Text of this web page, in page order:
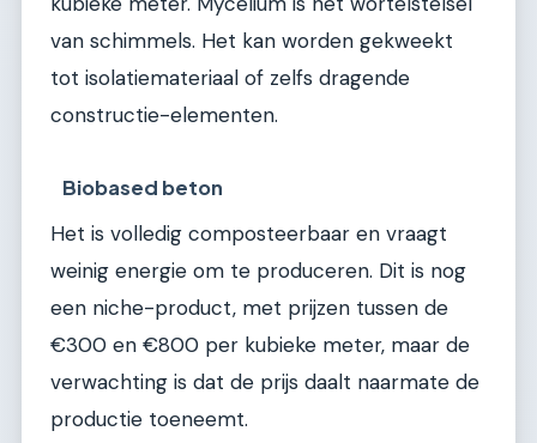
van schimmels. Het kan worden gekweekt
tot isolatiemateriaal of zelfs dragende
constructie-elementen.
Biobased beton
Het is volledig composteerbaar en vraagt
weinig energie om te produceren. Dit is nog
een niche-product, met prijzen tussen de
€300 en €800 per kubieke meter, maar de
verwachting is dat de prijs daalt naarmate de
productie toeneemt.